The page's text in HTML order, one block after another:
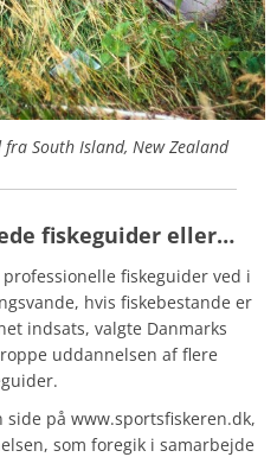
South Island, New Zealand
fiskeguider eller…
fiskeguider ved i
hvis fiskebestande er
indsats, valgte Danmarks
uddannelsen af flere
på www.sportsfiskeren.dk,
som foregik i samarbejde